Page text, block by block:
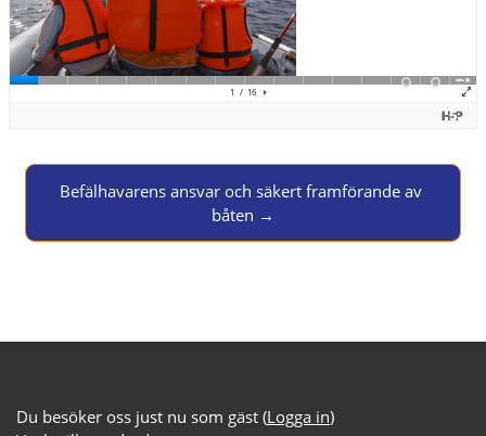
Jump to activity
Befälhavarens ansvar och säkert framförande av
båten →
Du besöker oss just nu som gäst (Logga in)